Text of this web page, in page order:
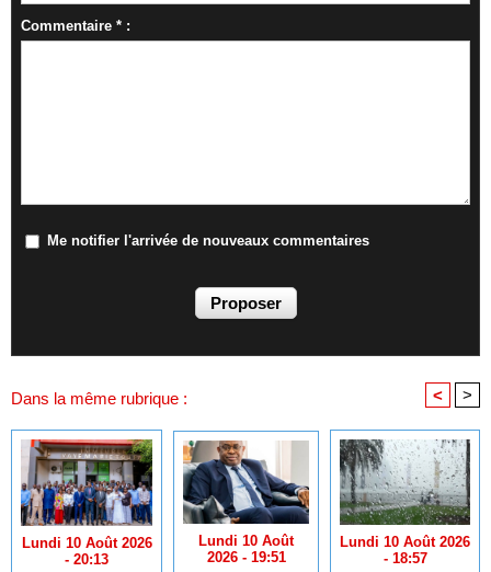
Commentaire * :
Me notifier l'arrivée de nouveaux commentaires
Dans la même rubrique : < >
Lundi 10 Août 2026
- 20:13
Lundi 10 Août
2026 - 19:51
Lundi 10 Août 2026
- 18:57